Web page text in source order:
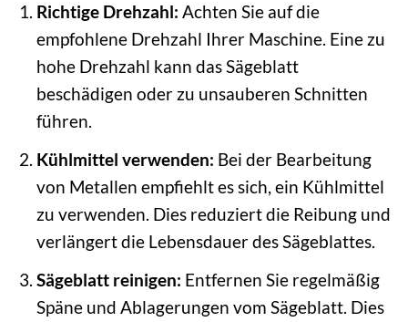
Richtige Drehzahl: Achten Sie auf die
empfohlene Drehzahl Ihrer Maschine. Eine zu
hohe Drehzahl kann das Sägeblatt
beschädigen oder zu unsauberen Schnitten
führen.
Kühlmittel verwenden: Bei der Bearbeitung
von Metallen empfiehlt es sich, ein Kühlmittel
zu verwenden. Dies reduziert die Reibung und
verlängert die Lebensdauer des Sägeblattes.
Sägeblatt reinigen: Entfernen Sie regelmäßig
Späne und Ablagerungen vom Sägeblatt. Dies